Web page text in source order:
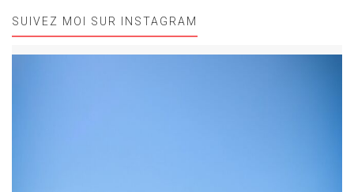
SUIVEZ MOI SUR INSTAGRAM